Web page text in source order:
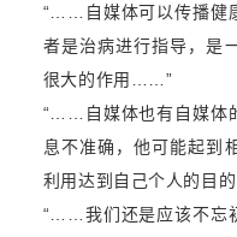
“……自媒体可以传播健
者是治病进行指导，是
很大的作用……”
“……自媒体也有自媒体
息不准确，他可能起到
利用达到自己个人的目
“……我们还是应该不忘